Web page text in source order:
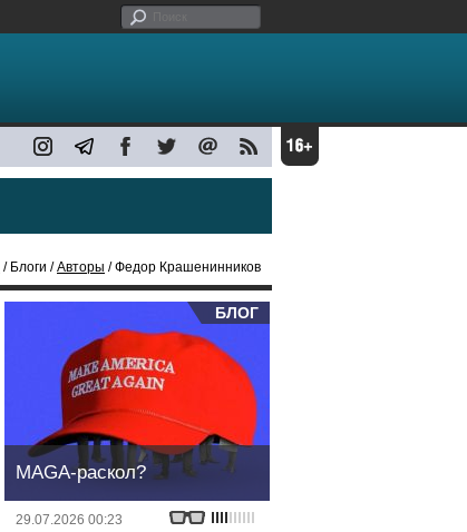
/ Блоги /Авторы / Федор Крашенинников
БЛОГ
MAGA-раскол?
29.07.2026 00:23